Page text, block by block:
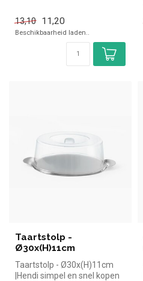
13,10 11,20
Beschikbaarheid laden..
Taartstolp -
Ø30x(H)11cm
Taartstolp - Ø30x(H)11cm
|Hendi simpel en snel kopen